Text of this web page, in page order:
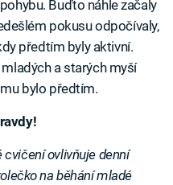
Buďto náhle začaly
pokusu odpočívaly,
předtím byly aktivní.
a starých myší
bylo předtím.
cvičení ovlivňuje denní
na běhání mladé